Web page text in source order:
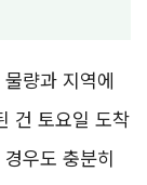
량과 지역에
건 토요일 도착
우도 충분히